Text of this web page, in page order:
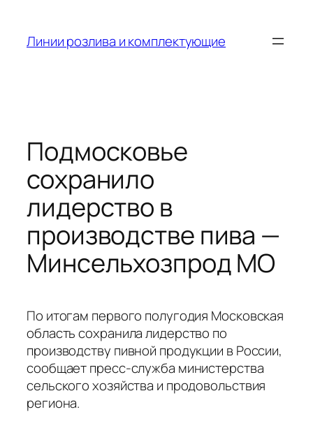
content
Линии розлива и комплектующие
Подмосковье
сохранило
лидерство в
производстве пива —
Минсельхозпрод МО
По итогам первого полугодия Московская
область сохранила лидерство по
производству пивной продукции в России,
сообщает пресс-служба министерства
сельского хозяйства и продовольствия
региона.